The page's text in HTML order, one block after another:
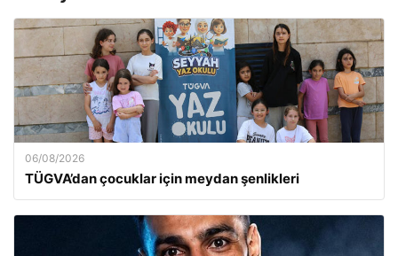
06/08/2026
TÜGVA’dan çocuklar için meydan şenlikleri